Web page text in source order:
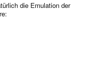
die Emulation der